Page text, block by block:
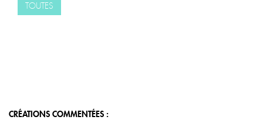
TOUTES
CRÉATIONS COMMENTÉES :